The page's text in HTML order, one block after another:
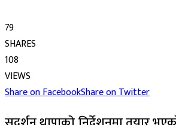
79
SHARES
108
VIEWS
Share on FacebookShare on Twitter